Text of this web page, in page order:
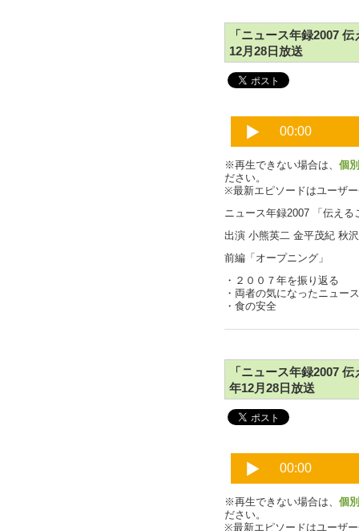
「ニュース年録2007
12月28日放送
※再生できない場合は、 個
ださい。
※最新エピソードはユーザ
ニュース年録2007 「伝える
出演 小熊英二 金平茂紀 秋
前編「オープニング」
・２００７年を振り返る
・両者の気になったニュース
・食の安全
「ニュース年録2007
年12月28日放送
※再生できない場合は、 個
ださい。
※最新エピソードはユーザ